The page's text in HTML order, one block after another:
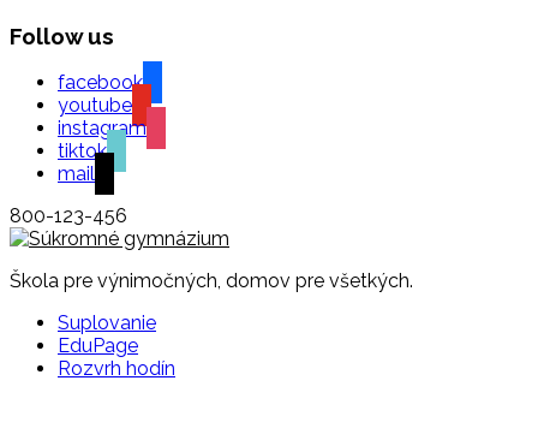
Follow us
facebook
youtube
instagram
tiktok
mail
800-123-456
Škola pre výnimočných, domov pre všetkých.
Suplovanie
EduPage
Rozvrh hodín